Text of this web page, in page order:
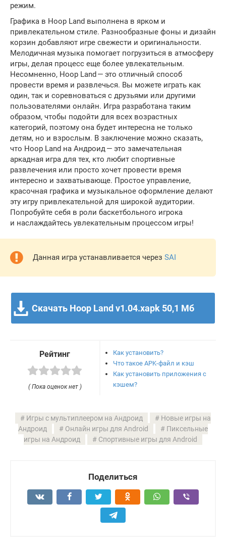
режим.
Графика в Hoop Land выполнена в ярком и
привлекательном стиле. Разнообразные фоны и дизайн
корзин добавляют игре свежести и оригинальности.
Мелодичная музыка помогает погрузиться в атмосферу
игры, делая процесс еще более увлекательным.
Несомненно, Hoop Land — это отличный способ
провести время и развлечься. Вы можете играть как
один, так и соревноваться с друзьями или другими
пользователями онлайн. Игра разработана таким
образом, чтобы подойти для всех возрастных
категорий, поэтому она будет интересна не только
детям, но и взрослым. В заключение можно сказать,
что Hoop Land на Андроид — это замечательная
аркадная игра для тех, кто любит спортивные
развлечения или просто хочет провести время
интересно и захватывающе. Простое управление,
красочная графика и музыкальное оформление делают
эту игру привлекательной для широкой аудитории.
Попробуйте себя в роли баскетбольного игрока
и наслаждайтесь увлекательным процессом игры!
Данная игра устанавливается через SAI
Скачать Hoop Land v1.04.xapk 50,1 Мб
Рейтинг
( Пока оценок нет )
Как установить?
Что такое APK-файл и кэш
Как установить приложения с
кэшем?
Игры с мультиплеером на Андроид
Новые игры на
Андроид
Онлайн игры для Android
Пиксельные
игры на Андроид
Спортивные игры для Android
Поделиться